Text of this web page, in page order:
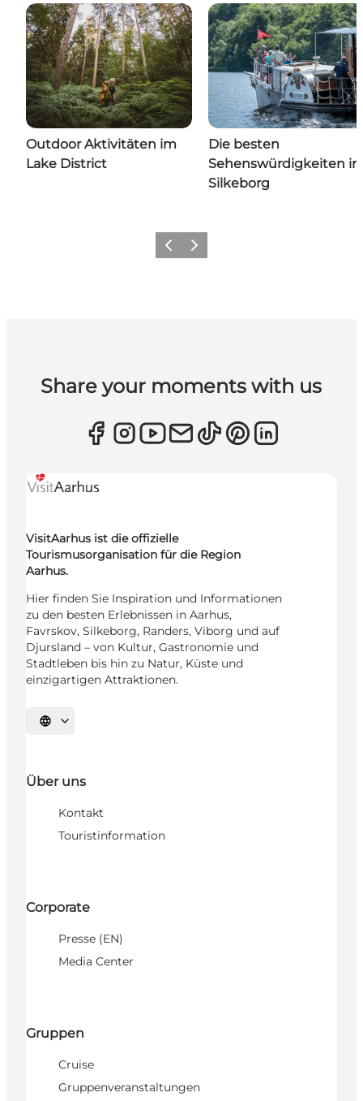
Outdoor Aktivitäten im
Lake District
Die besten
Sehenswürdigkeiten in
Silkeborg
ZurückWeiter
Share your moments with us
VisitAarhus ist die offizielle
Tourismusorganisation für die Region
Aarhus.
Hier finden Sie Inspiration und Informationen
zu den besten Erlebnissen in Aarhus,
Favrskov, Silkeborg, Randers, Viborg und auf
Djursland – von Kultur, Gastronomie und
Stadtleben bis hin zu Natur, Küste und
einzigartigen Attraktionen.
Sprache auswählen
Über uns
Kontakt
Touristinformation
Corporate
Presse (EN)
Media Center
Gruppen
Cruise
Gruppenveranstaltungen